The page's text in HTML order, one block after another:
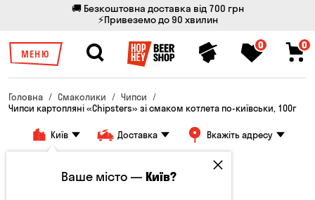
🚚 Безкоштовна доставка від 700 грн
⚡Привеземо до 90 хвилин
МЕНЮ
0 0
Головна Смаколики
Чипси
Чипси картопляні «Chipsters» зі смаком котлета по-київськи, 100г
Київ Доставка Вкажіть адресу
Ваше місто —Київ?